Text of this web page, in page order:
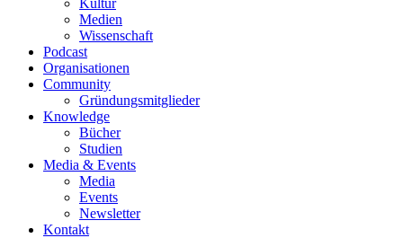
Kultur
Medien
Wissenschaft
Podcast
Organisationen
Community
Gründungsmitglieder
Knowledge
Bücher
Studien
Media & Events
Media
Events
Newsletter
Kontakt